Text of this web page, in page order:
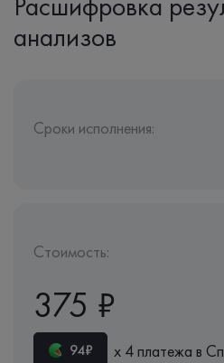
анализов
Сроки исполнения:
Стоимость:
375 ₽
94₽ х 4 платежа в